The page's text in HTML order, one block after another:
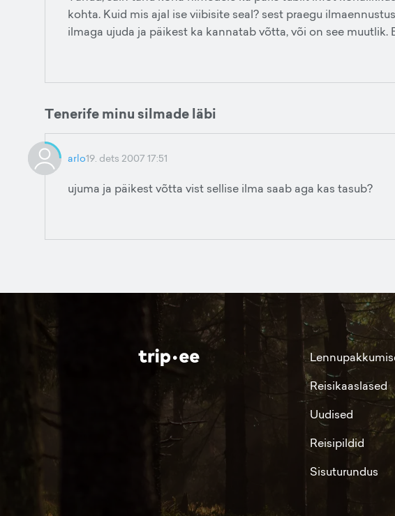
kohta. Kuid mis ajal ise viibisite seal? sest praegu
ilmaga ujuda ja päikest ka kannatab võtta, või on see muutlik.
Tenerife minu silmade läbi
arlo19. dets 2007 17:51
ujuma ja päikest võtta vist sellise ilma saab aga kas tasub?
Reisikaaslased
Uudised
Reisipildid
Sisuturundus